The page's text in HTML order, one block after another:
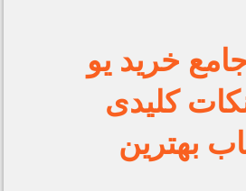
خرید یو
کلیدی
بهترین